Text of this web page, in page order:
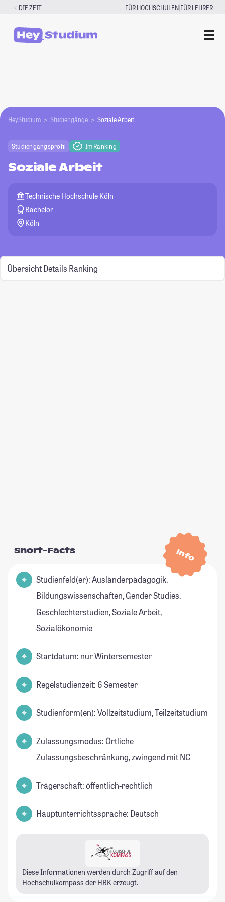
Zum
springen
DIE ZEIT FÜR HOCHSCHULEN|FÜR LEHRER
HeyStudium Studiengänge Soziale Arbeit
Studiengangsprofil Im Ranking
Soziale Arbeit
Technische Hochschule Köln
Bachelor
Köln
Übersicht Details Ranking
Info
Short-Facts
Studienfeld(er): Ausländerpädagogik,
Bildungswissenschaften, Gender Studies,
Geschlechterstudien, Soziale Arbeit,
Sozialökonomie
Startdatum: nur Wintersemester
Regelstudienzeit: 6 Semester
Studienform(en): Vollzeitstudium, Teilzeitstudium
Zulassungsmodus: Örtliche
Zulassungsbeschränkung, zwingend mit NC
Trägerschaft: öffentlich-rechtlich
Hauptunterrichtssprache: Deutsch
Diese Informationen werden durch Zugriff auf den
Hochschulkompass der HRK erzeugt.